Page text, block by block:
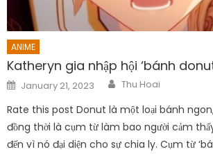
ANIME
Katheryn gia nhập hội ‘bánh
Posted
on
January 21, 2023 Author
Thu Hoai
Rate this post Donut là một loại bánh
đồng thời là cụm từ làm bao người cảm
đến vì nó đại diện cho sự chia ly. Cụm từ